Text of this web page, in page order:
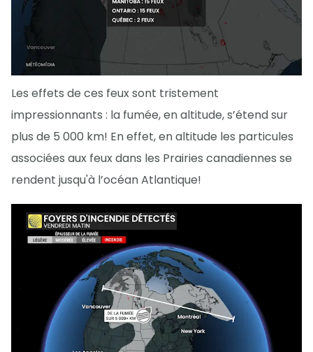
Les effets de ces feux sont tristement
impressionnants : la fumée, en altitude, s’étend sur
plus de 5 000 km! En effet, en altitude les particules
associées aux feux dans les Prairies canadiennes se
rendent jusqu'à l’océan Atlantique!